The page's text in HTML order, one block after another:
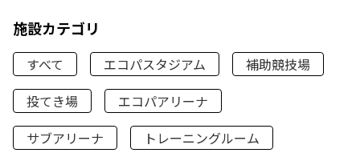
施設カテゴリ
すべて エコパスタジアム
補助競技場
投てき場
エコパアリーナ
サブアリーナ
トレーニングルーム